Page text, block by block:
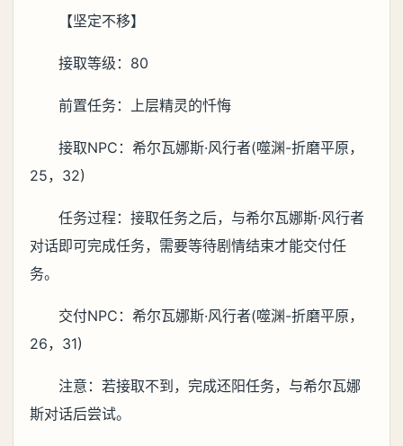
【坚定不移】
接取等级：80
前置任务：上层精灵的忏悔
接取NPC：希尔瓦娜斯·风行者(噬渊-折磨平原，
25，32)
任务过程：接取任务之后，与希尔瓦娜斯·风行者
对话即可完成任务，需要等待剧情结束才能交付任
务。
交付NPC：希尔瓦娜斯·风行者(噬渊-折磨平原，
26，31)
注意：若接取不到，完成还阳任务，与希尔瓦娜
斯对话后尝试。